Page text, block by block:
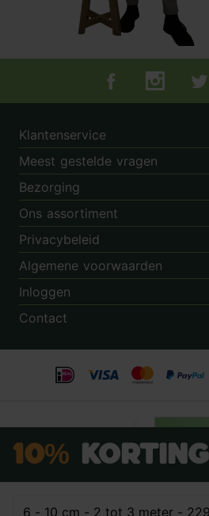
Tuincentrum.nl op
Klantenservice
Meest gestelde vragen
Bezorging
Ons assortiment
Privacybeleid
Algemene voorwaarden
Inloggen
Contact
10%